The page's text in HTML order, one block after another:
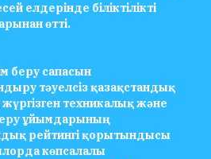
елдерінде біліктілікті
өтті.
беру сапасын
тәуелсіз қазақстандық
жүргізген техникалық және
беру ұйымдарының
рейтингі қорытындысы
көпсалалы